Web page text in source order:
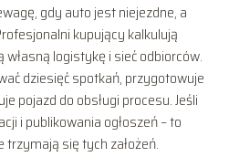
gdy auto jest niejezdne, a
kupujący kalkulują
logistykę i sieć odbiorców.
dziesięć spotkań, przygotowuje
pojazd do obsługi procesu. Jeśli
i publikowania ogłoszeń – to
się tych założeń.